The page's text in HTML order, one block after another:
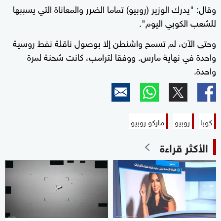
وقال: "يدرك الوزير (روبيو) تماما الضرر والمعاناة التي يسببها
للشعب الكوبي اليوم".
وحتى الآن، لم تسمح واشنطن إلا بوصول ناقلة نفط روسية
واحدة في نهاية مارس. ووفقا لترامب، كانت شحنة لمرة
واحدة.
كوبا روبيو ماركو روبيو
الأكثر قراءة